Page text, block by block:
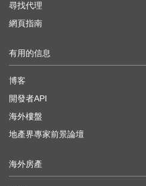
尋找代理
網頁指南
有用的信息
博客
開發者API
海外樓盤
地產界專家前景論壇
海外房產